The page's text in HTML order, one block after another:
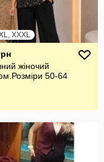
XXXL
жiночий
50-64